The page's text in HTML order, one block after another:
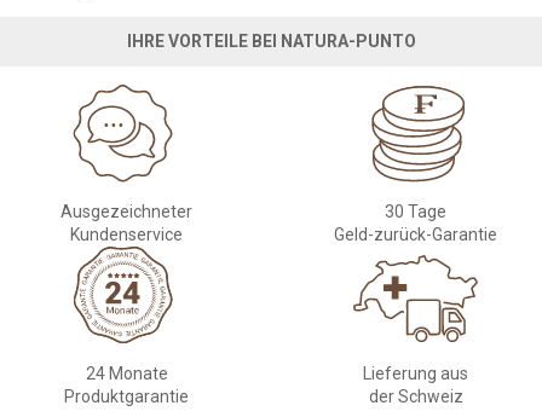
IHRE VORTEILE BEI NATURA-PUNTO
Ausgezeichneter
Kundenservice
30 Tage
Geld-zurück-Garantie
24 Monate
Produktgarantie
Lieferung aus
der Schweiz